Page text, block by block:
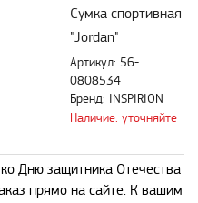
Сумка спортивная
"Jordan"
Артикул: 56-
0808534
Бренд: INSPIRION
Наличие: уточняйте
Дню защитника Отечества
прямо на сайте. К вашим